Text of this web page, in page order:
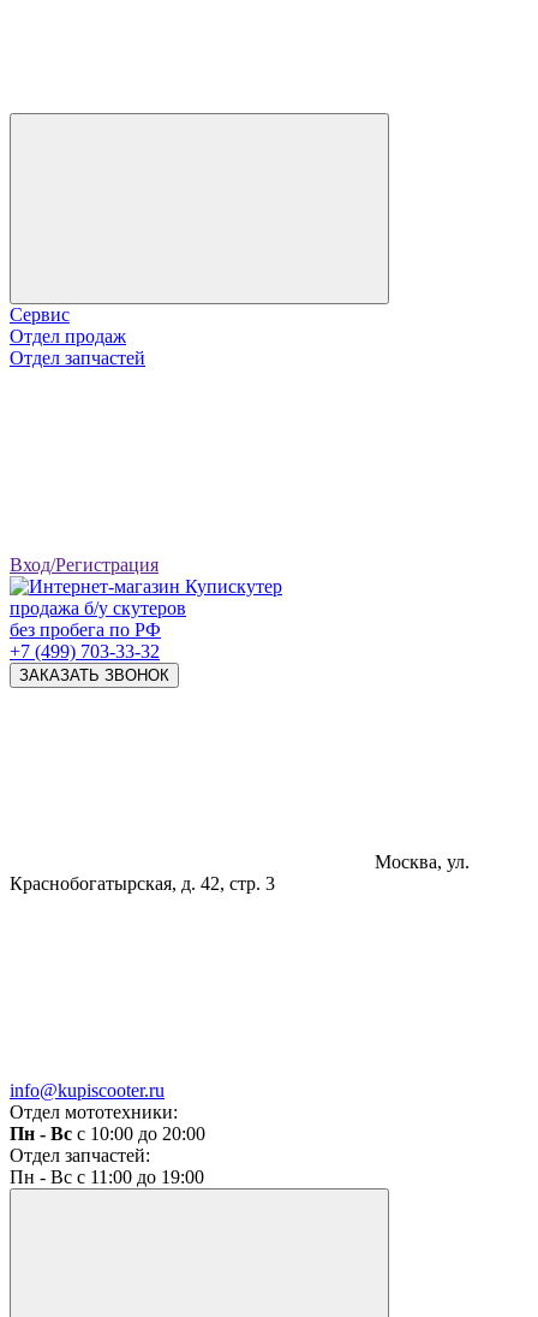
Сервис
Отдел продаж
Отдел запчастей
Вход/Регистрация
продажа б/у скутеров
без пробега по РФ
+7 (499) 703-33-32
ЗАКАЗАТЬ ЗВОНОК
Москва, ул.
Краснобогатырская, д. 42, стр. 3
info@kupiscooter.ru
Отдел мототехники:
Пн - Вс с 10:00 до 20:00
Отдел запчастей:
Пн - Вс с 11:00 до 19:00